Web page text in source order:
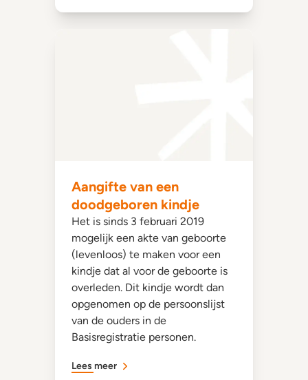
Aangifte van een
doodgeboren kindje
Het is sinds 3 februari 2019
mogelijk een akte van geboorte
(levenloos) te maken voor een
kindje dat al voor de geboorte is
overleden. Dit kindje wordt dan
opgenomen op de persoonslijst
van de ouders in de
Basisregistratie personen.
Lees meer